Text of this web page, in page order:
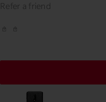
Refer a friend